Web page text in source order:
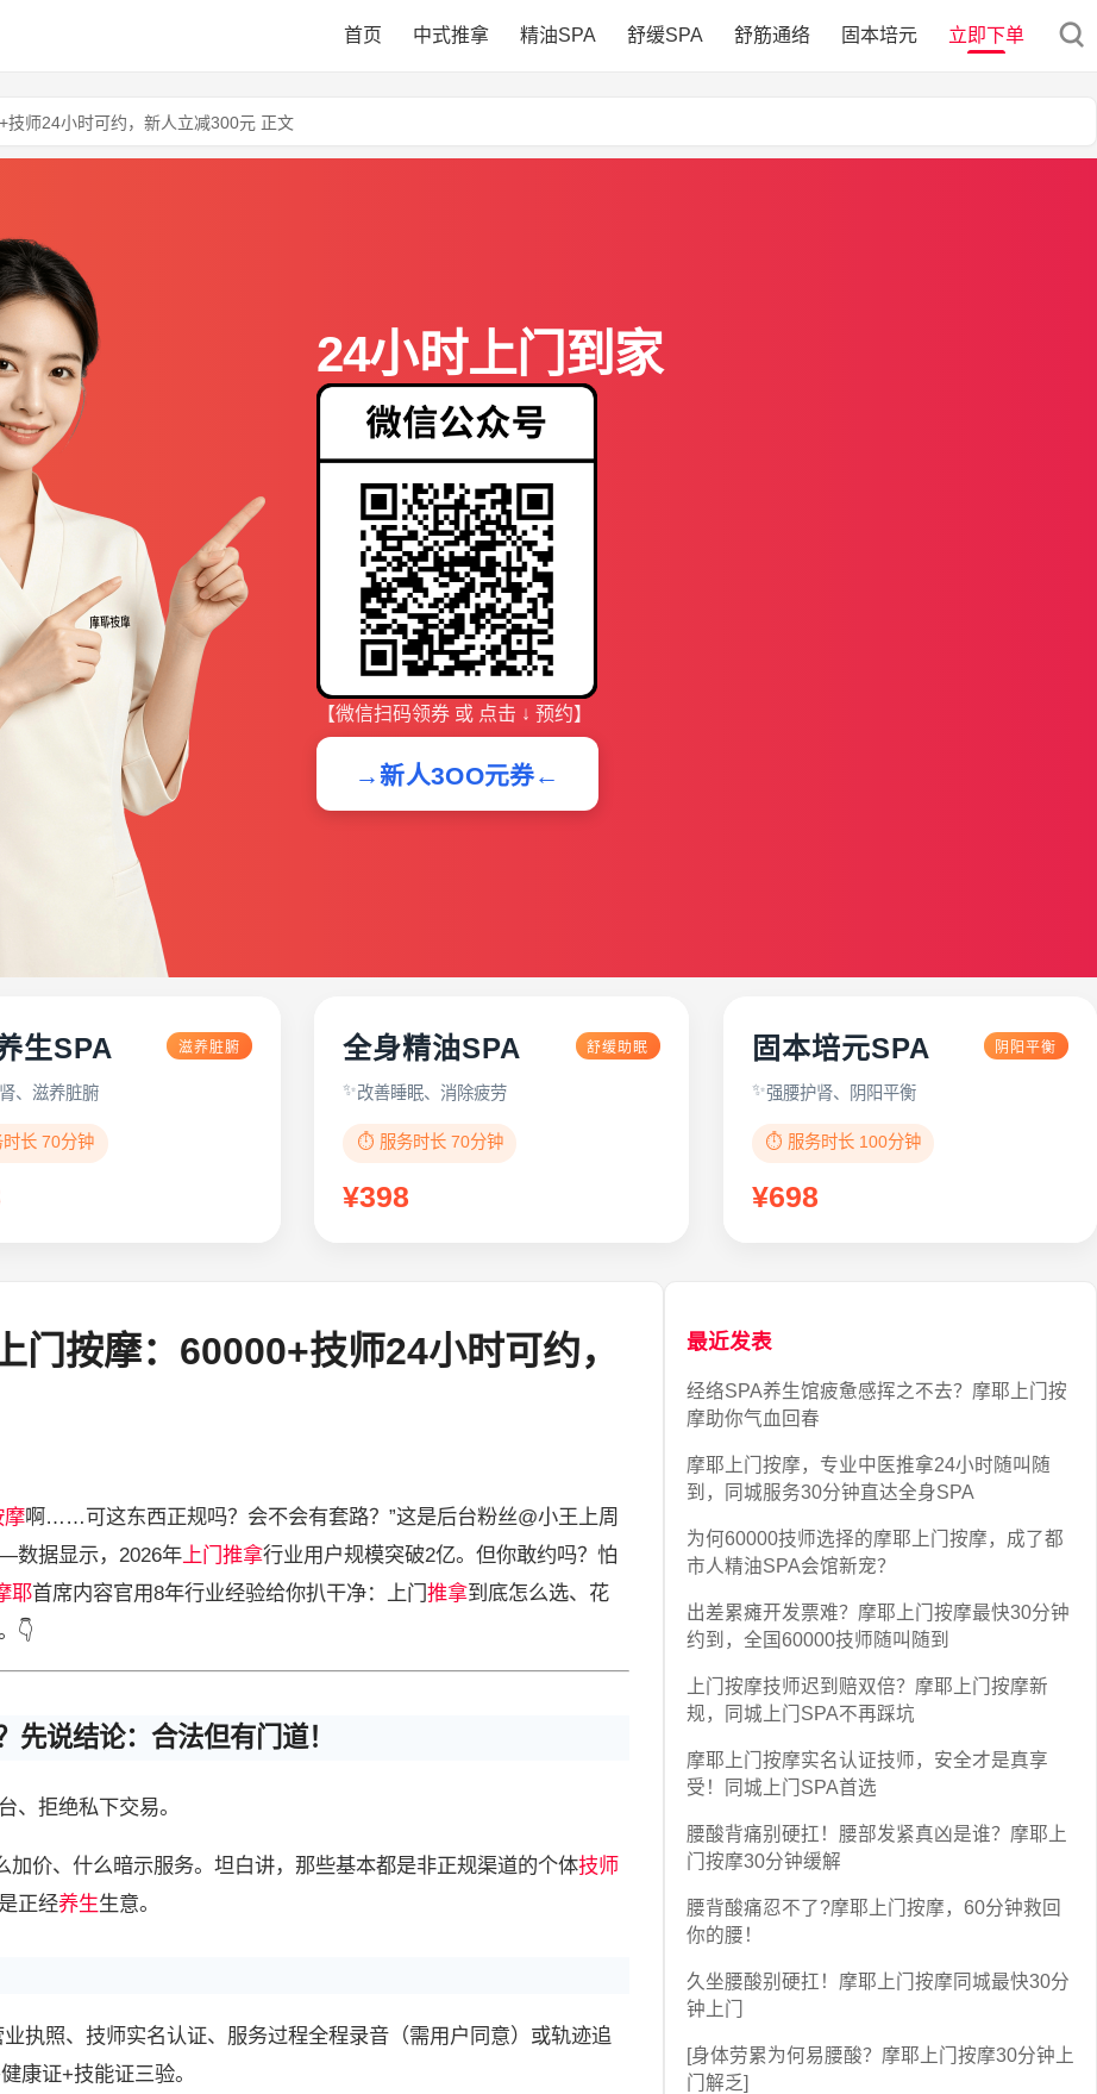
首页 中式推拿 精油SPA 舒缓SPA 舒筋通络 固本培元 立即下单
师24小时可约，新人立减300元 正文
24小时上门到家
【微信扫码领券 或 点击 ↓ 预约】
→新人3OO元券←
生SPA 滋养脏腑
、滋养脏腑
长 70分钟
全身精油SPA 舒缓助眠
改善睡眠、消除疲劳
⏱️ 服务时长 70分钟
¥398
固本培元SPA 阴阳平衡
强腰护肾、阴阳平衡
⏱️ 服务时长 100分钟
¥698
门按摩：60000+技师24小时可约，
摩啊……可这东西正规吗？会不会有套路？”这是后台粉丝@小王上周
数据显示，2026年上门推拿行业用户规模突破2亿。但你敢约吗？怕
耶首席内容官用8年行业经验给你扒干净：上门推拿到底怎么选、花
👇
先说结论：合法但有门道！
、拒绝私下交易。
价、什么暗示服务。坦白讲，那些基本都是非正规渠道的个体技师
正经养生生意。
执照、技师实名认证、服务过程全程录音（需用户同意）或轨迹追
康证+技能证三验。
最近发表
经络SPA养生馆疲惫感挥之不去？摩耶上门按
摩助你气血回春
摩耶上门按摩，专业中医推拿24小时随叫随
到，同城服务30分钟直达全身SPA
为何60000技师选择的摩耶上门按摩，成了都
市人精油SPA会馆新宠？
出差累瘫开发票难？摩耶上门按摩最快30分钟
约到，全国60000技师随叫随到
上门按摩技师迟到赔双倍？摩耶上门按摩新
规，同城上门SPA不再踩坑
摩耶上门按摩实名认证技师，安全才是真享
受！同城上门SPA首选
腰酸背痛别硬扛！腰部发紧真凶是谁？摩耶上
门按摩30分钟缓解
腰背酸痛忍不了?摩耶上门按摩，60分钟救回
你的腰！
久坐腰酸别硬扛！摩耶上门按摩同城最快30分
钟上门
[身体劳累为何易腰酸？摩耶上门按摩30分钟上
门解乏]